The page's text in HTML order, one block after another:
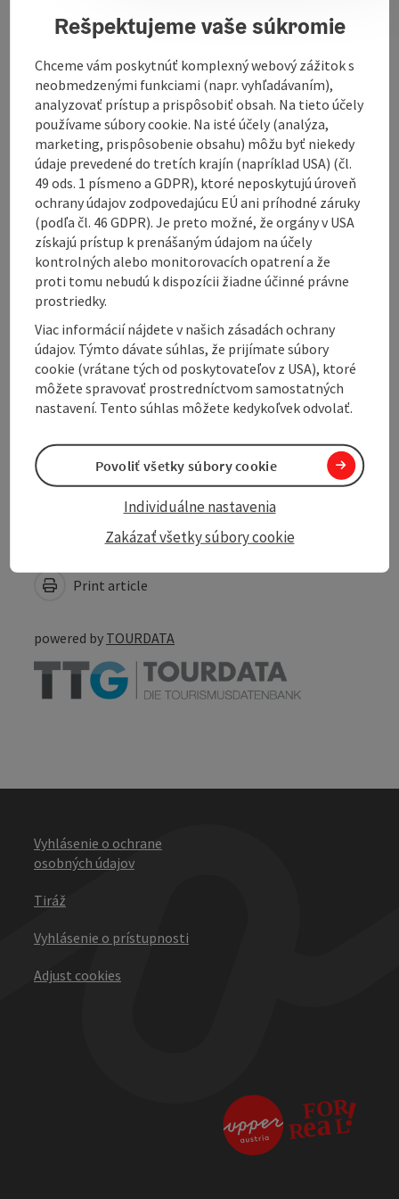
Contact
Opening hours
Kitchen
Equipment
Prices
Arrival
Suitability
Create PDF
Print article
Nearby
powered by TOURDATA
Vyhlásenie o ochrane
osobných údajov
Tiráž
Vyhlásenie o prístupnosti
Adjust cookies
Rešpektujeme vaše súkromie
Chceme vám poskytnúť komplexný webový zážitok s
neobmedzenými funkciami (napr. vyhľadávaním),
analyzovať prístup a prispôsobiť obsah. Na tieto účely
používame súbory cookie. Na isté účely (analýza,
marketing, prispôsobenie obsahu) môžu byť niekedy
údaje prevedené do tretích krajín (napríklad USA) (čl.
49 ods. 1 písmeno a GDPR), ktoré neposkytujú úroveň
ochrany údajov zodpovedajúcu EÚ ani príhodné záruky
(podľa čl. 46 GDPR). Je preto možné, že orgány v USA
získajú prístup k prenášaným údajom na účely
kontrolných alebo monitorovacích opatrení a že
proti tomu nebudú k dispozícii žiadne účinné právne
prostriedky.
Viac informácií nájdete v našich zásadách ochrany
údajov. Týmto dávate súhlas, že prijímate súbory
cookie (vrátane tých od poskytovateľov z USA), ktoré
môžete spravovať prostredníctvom samostatných
nastavení. Tento súhlas môžete kedykoľvek odvolať.
Zakázať všetky súbory cookie
Individuálne nastavenia
Povoliť všetky súbory cookie